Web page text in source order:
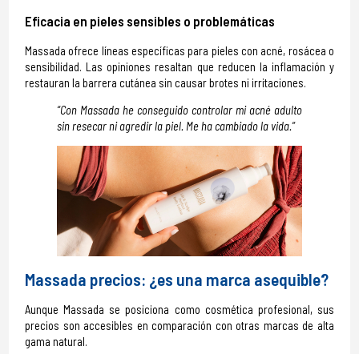
Eficacia en pieles sensibles o problemáticas
Massada ofrece líneas específicas para pieles con acné, rosácea o
sensibilidad. Las opiniones resaltan que reducen la inflamación y
restauran la barrera cutánea sin causar brotes ni irritaciones.
“Con Massada he conseguido controlar mi acné adulto
sin resecar ni agredir la piel. Me ha cambiado la vida.”
Massada precios: ¿es una marca asequible?
Aunque Massada se posiciona como cosmética profesional, sus
precios son accesibles en comparación con otras marcas de alta
gama natural.